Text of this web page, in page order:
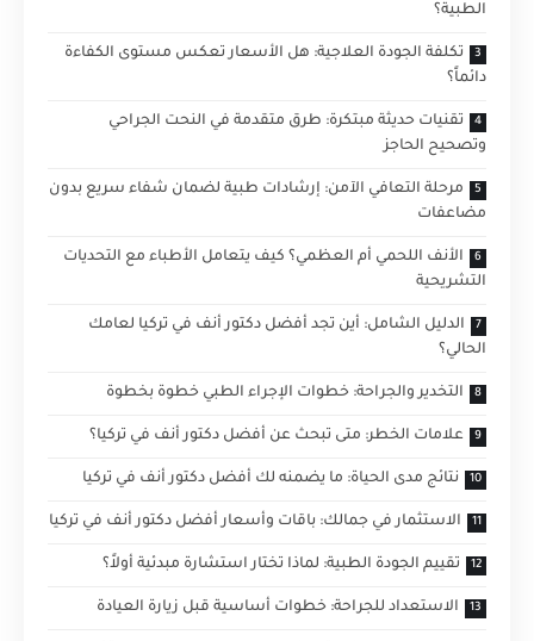
الطبية؟
تكلفة الجودة العلاجية: هل الأسعار تعكس مستوى الكفاءة
دائماً؟
تقنيات حديثة مبتكرة: طرق متقدمة في النحت الجراحي
وتصحيح الحاجز
مرحلة التعافي الآمن: إرشادات طبية لضمان شفاء سريع بدون
مضاعفات
الأنف اللحمي أم العظمي؟ كيف يتعامل الأطباء مع التحديات
التشريحية
الدليل الشامل: أين تجد أفضل دكتور أنف في تركيا لعامك
الحالي؟
التخدير والجراحة: خطوات الإجراء الطبي خطوة بخطوة
علامات الخطر: متى تبحث عن أفضل دكتور أنف في تركيا؟
نتائج مدى الحياة: ما يضمنه لك أفضل دكتور أنف في تركيا
الاستثمار في جمالك: باقات وأسعار أفضل دكتور أنف في تركيا
تقييم الجودة الطبية: لماذا تختار استشارة مبدئية أولاً؟
الاستعداد للجراحة: خطوات أساسية قبل زيارة العيادة